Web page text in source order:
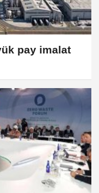
pay imalat